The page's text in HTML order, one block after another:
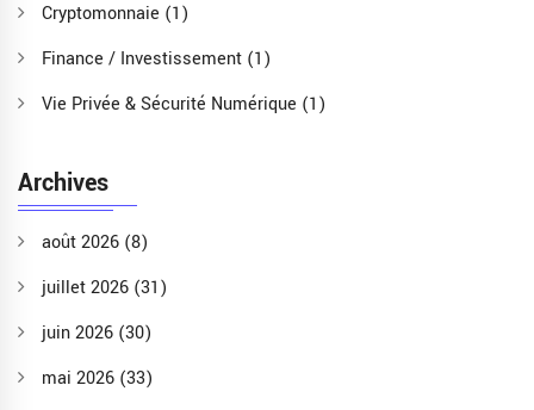
Cryptomonnaie (1)
Finance / Investissement (1)
Vie Privée & Sécurité Numérique (1)
Archives
août 2026 (8)
juillet 2026 (31)
juin 2026 (30)
mai 2026 (33)